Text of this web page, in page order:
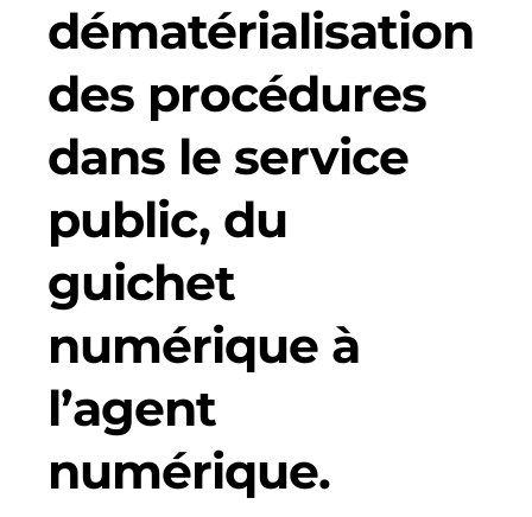
dématérialisation
des procédures
dans le service
public, du
guichet
numérique à
l’agent
numérique.